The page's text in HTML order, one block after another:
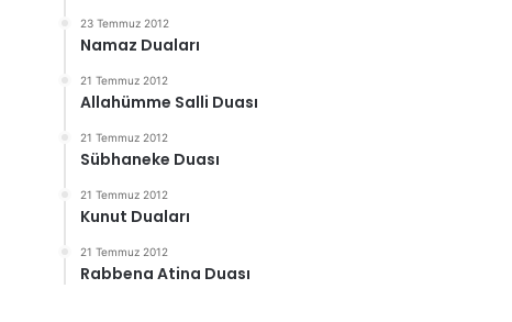
23 Temmuz 2012
Namaz Duaları
21 Temmuz 2012
Allahümme Salli Duası
21 Temmuz 2012
Sübhaneke Duası
21 Temmuz 2012
Kunut Duaları
21 Temmuz 2012
Rabbena Atina Duası